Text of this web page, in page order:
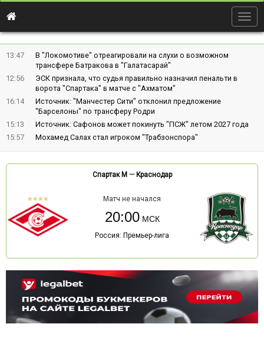
13:47
В "Локомотиве" отреагировали на слухи о возможном
трансфере Батракова в "Галатасарай"
12:56
ЭСК признала, что судья правильно назначил пенальти в
ворота "Спартака" в матче с "Ахматом"
16:14
Источник: "Манчестер Сити" отклонил предложение
"Барселоны" по трансферу Родри
15:13
Источник: Сафонов может покинуть "ПСЖ" летом 2027 года
15:57
Мохамед Салах стал игроком "Трабзонспора"
Спартак М — Краснодар
Матч не начался
20:00
Россия: Премьер-лига